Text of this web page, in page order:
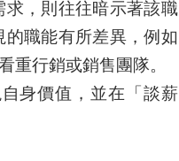
求，則往往暗示著該職
職能有所差異，例如
重行銷或銷售團隊。
身價值，並在「談薪